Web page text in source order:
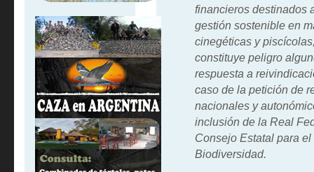
financieros destinados
gestión sostenible en
cinegéticas y
constituye peligro
respuesta a
caso de la petición de
nacionales y
inclusión de la Real
Consejo Estatal para
Biodiversidad.